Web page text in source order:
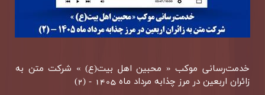
خدمت‌رسانی موكب « محبین اهل بیت(ع) » شركت متن به
زائران اربعین در مرز چذابه مرداد ماه 1405 - (2)